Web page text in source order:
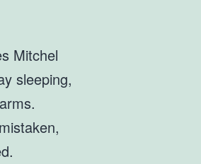
Mitchel
sleeping,